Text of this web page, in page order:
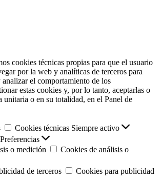
cookies técnicas propias para que el usuario
por la web y analíticas de terceros para
el comportamiento de los
estas cookies y, por lo tanto, aceptarlas o
unitaria o en su totalidad, en el Panel de
Cookies técnicas Siempre activo
Preferencias
o medición
Cookies de análisis o
de terceros
Cookies para publicidad